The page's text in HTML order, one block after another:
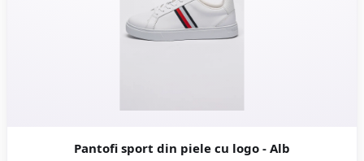
Pantofi sport din piele cu logo - Alb